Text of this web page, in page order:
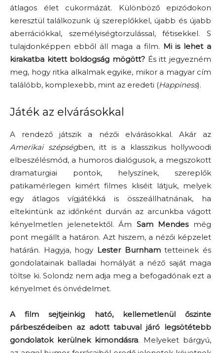
átlagos élet cukormázát. Különböző epizódokon
keresztül találkozunk új szereplőkkel, újabb és újabb
aberrációkkal, személyiségtorzulással, fétisekkel. S
tulajdonképpen ebből áll maga a film. Mi is lehet a
kirakatba kitett boldogság mögött? És itt jegyezném
meg, hogy ritka alkalmak egyike, mikor a magyar cím
találóbb, komplexebb, mint az eredeti (Happiness).
Játék az elvárásokkal
A rendező játszik a nézői elvárásokkal. Akár az
Amerikai szépségben, itt is a klasszikus hollywoodi
elbeszélésmód, a humoros dialógusok, a megszokott
dramaturgiai pontok, helyszínek, szereplők
patikamérlegen kimért filmes kliséit látjuk, melyek
egy átlagos vígjátékká is összeállhatnának, ha
eltekintünk az időnként durván az arcunkba vágott
kényelmetlen jelenetektől. Ám Sam Mendesmég
pont megállt a határon. Azt hiszem, a nézői képzelet
határán. Hagyja, hogy Lester Burnhamtetteinek és
gondolatainak balladai homályát a néző saját maga
töltse ki. Solondz nem adja meg a befogadónak ezt a
kényelmet és önvédelmet.
A film sejtjeinkig ható, kellemetlenül őszinte
párbeszédeiben az adott tabuval járó legsötétebb
gondolatok kerülnek kimondásra. Melyeket bárgyú,